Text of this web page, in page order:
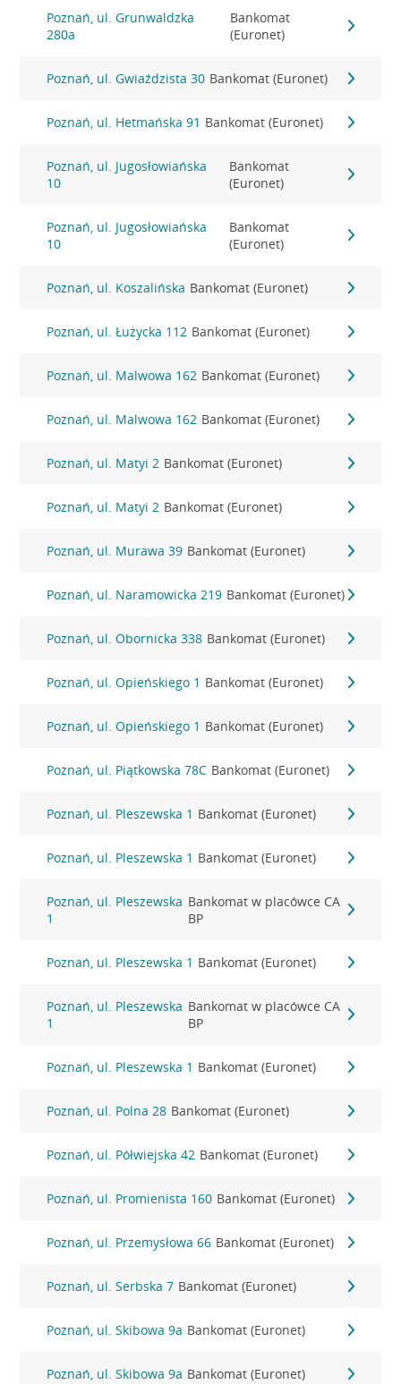
Poznań, ul. Grunwaldzka
280a
Bankomat
(Euronet)
Poznań, ul. Gwiaździsta 30 Bankomat (Euronet)
Poznań, ul. Hetmańska 91 Bankomat (Euronet)
Poznań, ul. Jugosłowiańska
10
Bankomat
(Euronet)
Poznań, ul. Jugosłowiańska
10
Bankomat
(Euronet)
Poznań, ul. Koszalińska Bankomat (Euronet)
Poznań, ul. Łużycka 112 Bankomat (Euronet)
Poznań, ul. Malwowa 162 Bankomat (Euronet)
Poznań, ul. Malwowa 162 Bankomat (Euronet)
Poznań, ul. Matyi 2 Bankomat (Euronet)
Poznań, ul. Matyi 2 Bankomat (Euronet)
Poznań, ul. Murawa 39 Bankomat (Euronet)
Poznań, ul. Naramowicka 219 Bankomat (Euronet)
Poznań, ul. Obornicka 338 Bankomat (Euronet)
Poznań, ul. Opieńskiego 1 Bankomat (Euronet)
Poznań, ul. Opieńskiego 1 Bankomat (Euronet)
Poznań, ul. Piątkowska 78C Bankomat (Euronet)
Poznań, ul. Pleszewska 1 Bankomat (Euronet)
Poznań, ul. Pleszewska 1 Bankomat (Euronet)
Poznań, ul. Pleszewska
1
Bankomat w placówce CA
BP
Poznań, ul. Pleszewska 1 Bankomat (Euronet)
Poznań, ul. Pleszewska
1
Bankomat w placówce CA
BP
Poznań, ul. Pleszewska 1 Bankomat (Euronet)
Poznań, ul. Polna 28 Bankomat (Euronet)
Poznań, ul. Półwiejska 42 Bankomat (Euronet)
Poznań, ul. Promienista 160 Bankomat (Euronet)
Poznań, ul. Przemysłowa 66 Bankomat (Euronet)
Poznań, ul. Serbska 7 Bankomat (Euronet)
Poznań, ul. Skibowa 9a Bankomat (Euronet)
Poznań, ul. Skibowa 9a Bankomat (Euronet)